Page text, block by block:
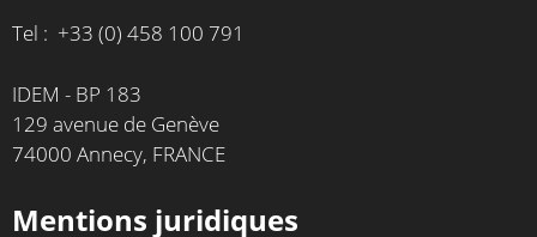
Tel : +33 (0) 458 100 791
IDEM - BP 183
129 avenue de Genève
74000 Annecy, FRANCE
Mentions juridiques